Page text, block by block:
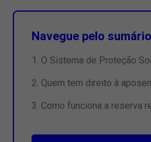
Navegue pelo sumário
O Sistema de Proteção
Quem tem direito à
Como funciona a reserva